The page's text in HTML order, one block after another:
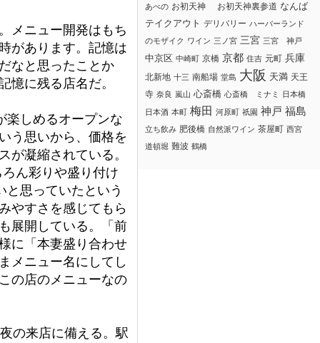
メニュー開発はもち
があります。記憶は
なと思ったことか
憶に残る店名だ。
楽しめるオープンな
う思いから、価格を
が凝縮されている。
ん彩りや盛り付け
思っていたという
やすさを感じてもら
展開している。「前
に「本妻盛り合わせ
メニュー名にしてし
の店のメニューなの
の来店に備える。駅
あべの お初天神 お初天神裏参道 なんば
テイクアウト デリバリー ハーバーランド
のモザイク ワイン 三ノ宮 三宮 三宮 神戸
中京区 中崎町 京橋 京都 住吉 元町 兵庫
北新地 十三 南船場 堂島 大阪 天満 天王
寺 奈良 嵐山 心斎橋 心斎橋 ミナミ 日本橋
日本酒 本町 梅田 河原町 祇園 神戸 福島
立ち飲み 肥後橋 自然派ワイン 茶屋町 西宮
道頓堀 難波 鶴橋